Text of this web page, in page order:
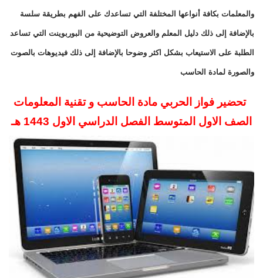
والمعلمات بكافة أنواعها المختلفة التي تساعدك على الفهم بطريقة سلسة
بالإضافة إلى ذلك دليل المعلم والعروض التوضيحية من البوربوينت التي تساعد
الطلبة على الاستيعاب بشكل اكثر وضوحا بالإضافة إلى ذلك فيديوهات بالصوت
والصورة لمادة الحاسب
تحضير فواز الحربي مادة الحاسب و تقنية المعلومات
الصف الاول المتوسط الفصل الدراسي الاول 1443 هـ